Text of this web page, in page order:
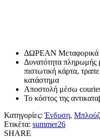
ΔΩΡΕΑΝ Μεταφορικά
Δυνατότητα πληρωμής
πιστωτική κάρτα,
κατάστημα
Αποστολή μέσω
Το κόστος της
Κατηγορίες:Ένδυση,
Ετικέτα: summer26
SHARE